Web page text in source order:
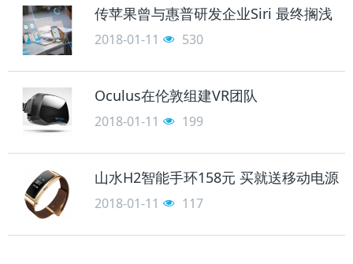
传苹果曾与惠普研发企业Siri 最终搁浅
2018-01-11 530
Oculus在伦敦组建VR团队
2018-01-11 199
山水H2智能手环158元 买就送移动电源
2018-01-11 117